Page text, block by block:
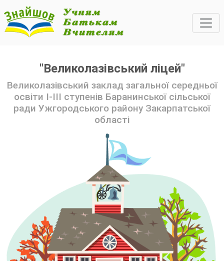
"Великолазівський ліцей"
Великолазівський заклад загальної середньої
освіти І-ІІІ ступенів Баранинської сільської
ради Ужгородського району Закарпатської
області